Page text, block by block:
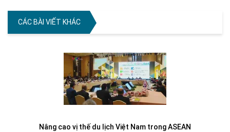
CÁC BÀI VIẾT KHÁC
Nâng cao vị thế du lịch Việt Nam trong ASEAN